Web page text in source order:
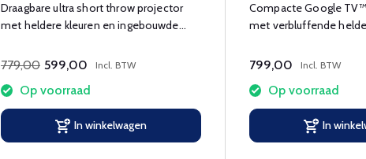
Draagbare ultra short throw projector
met heldere kleuren en ingebouwde
779,00 599,00 Incl. BTW
Op voorraad
In winkelwagen
Compacte Google
met verbluffende
799,00 Incl. BTW
Op voorraad
In